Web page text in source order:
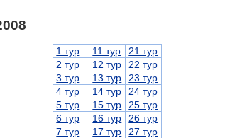
1 тур 11 тур
21 тур
2 тур
12 тур
22 тур
3 тур
13 тур
23 тур
4 тур
14 тур
24 тур
5 тур
15 тур
25 тур
6 тур
16 тур
26 тур
7 тур
17 тур
27 тур